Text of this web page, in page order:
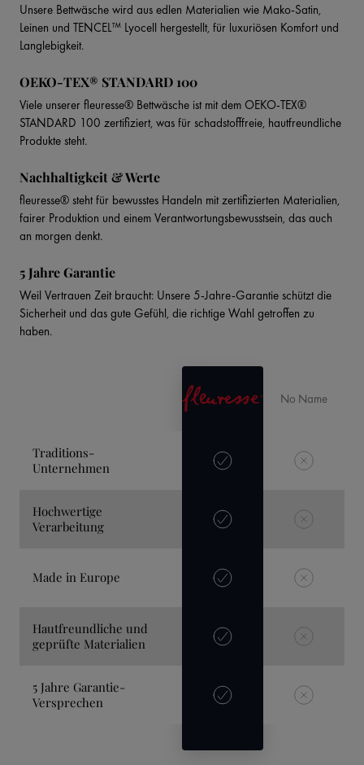
No Name
Traditions-
Unternehmen
Hochwertige
Verarbeitung
Made in Europe
Hautfreundliche und
geprüfte Materialien
5 Jahre Garantie-
Versprechen
Unsere Bettwäsche wird aus edlen Materialien wie Mako-Satin,
Leinen und TENCEL™ Lyocell hergestellt, für luxuriösen Komfort und
Langlebigkeit.
OEKO-TEX® STANDARD 100
Viele unserer fleuresse® Bettwäsche ist mit dem OEKO-TEX®
STANDARD 100 zertifiziert, was für schadstofffreie, hautfreundliche
Produkte steht.
Nachhaltigkeit & Werte
fleuresse® steht für bewusstes Handeln mit zertifizierten Materialien,
fairer Produktion und einem Verantwortungsbewusstsein, das auch
an morgen denkt.
5 Jahre Garantie
Weil Vertrauen Zeit braucht: Unsere 5-Jahre-Garantie schützt die
Sicherheit und das gute Gefühl, die richtige Wahl getroffen zu
haben.